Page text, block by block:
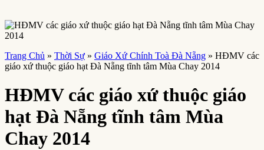
Trang Chủ » Thời Sự » Giáo Xứ Chính Toà Đà Nẵng » HĐMV các
giáo xứ thuộc giáo hạt Đà Nẵng tĩnh tâm Mùa Chay 2014
HĐMV các giáo xứ thuộc giáo
hạt Đà Nẵng tĩnh tâm Mùa
Chay 2014